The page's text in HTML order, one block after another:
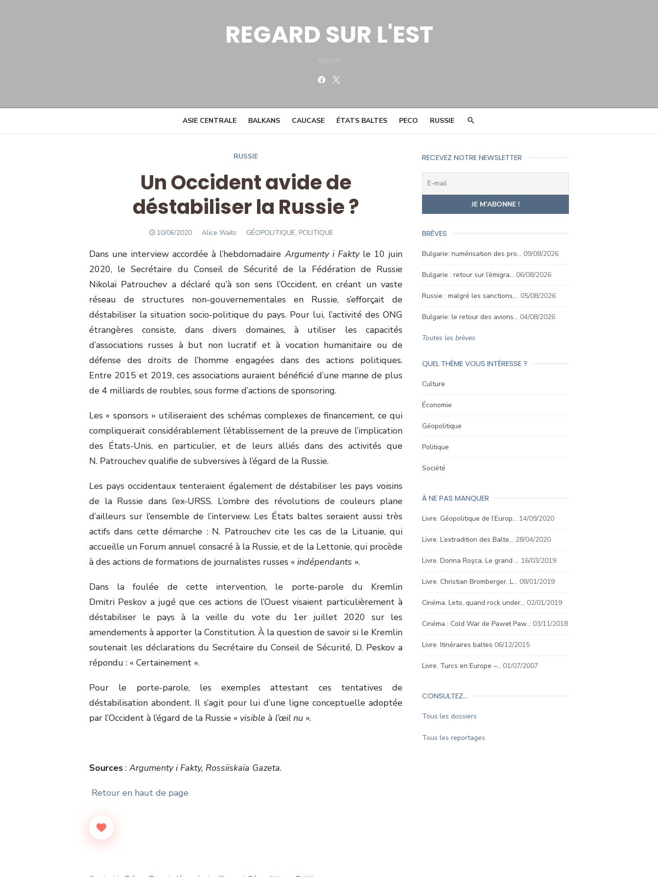
REGARD SUR L'EST
Facebook
ASIE CENTRALE BALKANS CAUCASE ÉTATS BALTES PECO RUSSIE
RUSSIE
Un Occident avide de
déstabiliser la Russie ?
POSTED
10/06/2020 Author
Alice Waits GÉOPOLITIQUE, POLITIQUE
Dans une interview accordée à l’hebdomadaire Argumenty i Faktyle 10 juin
2020, le Secrétaire du Conseil de Sécurité de la Fédération de Russie
Nikolaï Patrouchev a déclaré qu’à son sens l’Occident, en créant un vaste
réseau de structures non-gouvernementales en Russie, s’efforçait de
déstabiliser la situation socio-politique du pays. Pour lui, l’activité des ONG
étrangères consiste, dans divers domaines, à utiliser les capacités
d’associations russes à but non lucratif et à vocation humanitaire ou de
défense des droits de l’homme engagées dans des actions politiques.
Entre 2015 et 2019, ces associations auraient bénéficié d’une manne de plus
de 4 milliards de roubles, sous forme d’actions de sponsoring.
Les « sponsors » utiliseraient des schémas complexes de financement, ce qui
compliquerait considérablement l’établissement de la preuve de l’implication
des États-Unis, en particulier, et de leurs alliés dans des activités que
N. Patrouchev qualifie de subversives à l’égard de la Russie.
Les pays occidentaux tenteraient également de déstabiliser les pays voisins
de la Russie dans l’ex-URSS. L’ombre des révolutions de couleurs plane
d’ailleurs sur l’ensemble de l’interview. Les États baltes seraient aussi très
actifs dans cette démarche : N. Patrouchev cite les cas de la Lituanie, qui
accueille un Forum annuel consacré à la Russie, et de la Lettonie, qui procède
à des actions de formations de journalistes russes « indépendants ».
Dans la foulée de cette intervention, le porte-parole du Kremlin
Dmitri Peskov a jugé que ces actions de l’Ouest visaient particulièrement à
déstabiliser le pays à la veille du vote du 1erjuillet 2020 sur les
amendements à apporter la Constitution. À la question de savoir si le Kremlin
soutenait les déclarations du Secrétaire du Conseil de Sécurité, D. Peskov a
répondu : « Certainement ».
Pour le porte-parole, les exemples attestant ces tentatives de
déstabilisation abondent. Il s’agit pour lui d’une ligne conceptuelle adoptée
par l’Occident à l’égard de la Russie « visible à l’œil nu ».
Sources : Argumenty i Fakty, Rossiïskaïa Gazeta.
Retour en haut de page
RECEVEZ NOTRE NEWSLETTER
BRÈVES
Bulgarie: numérisation des pro… 09/08/2026
Bulgarie : retour sur l’émigra… 06/08/2026
Russie : malgré les sanctions,… 05/08/2026
Bulgarie: le retour des avions… 04/08/2026
Toutes les brèves
QUEL THÈME VOUS INTÉRESSE ?
Culture
Économie
Géopolitique
Politique
Société
À NE PAS MANQUER
Livre. Géopolitique de l’Europ… 14/09/2020
Livre. L’extradition des Balte… 28/04/2020
Livre. Dorina Roşca, Le grand … 16/03/2019
Livre. Christian Bromberger, L… 08/01/2019
Cinéma. Leto, quand rock under… 02/01/2019
Cinéma : Cold War de Paweł Paw… 03/11/2018
Livre. Itinéraires baltes 06/12/2015
Livre. Turcs en Europe –… 01/07/2007
CONSULTEZ…
Tous les dossiers
Tous les reportages